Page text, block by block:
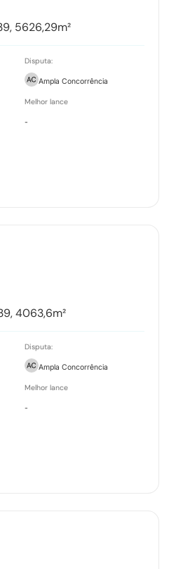
5626,29m²
Disputa:
Ampla Concorrência
Melhor lance
-
4063,6m²
Disputa:
Ampla Concorrência
Melhor lance
-